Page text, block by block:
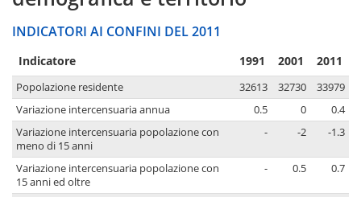
INDICATORI AI CONFINI DEL 2011
Indicatore 1991 2001 2011
Popolazione residente 32613 32730
33979
Variazione intercensuaria annua
0.5 0
0.4
Variazione intercensuaria popolazione con
meno di 15 anni
- -2 -1.3
Variazione intercensuaria popolazione con
15 anni ed oltre
- 0.5 0.7